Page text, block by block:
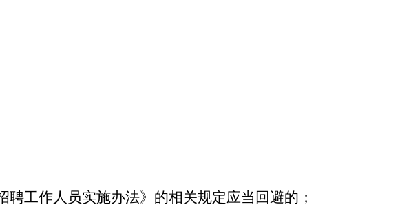
工作人员实施办法》的相关规定应当回避的；